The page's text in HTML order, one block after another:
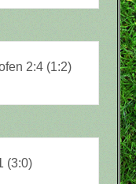
2:4 (1:2)
(3:0)